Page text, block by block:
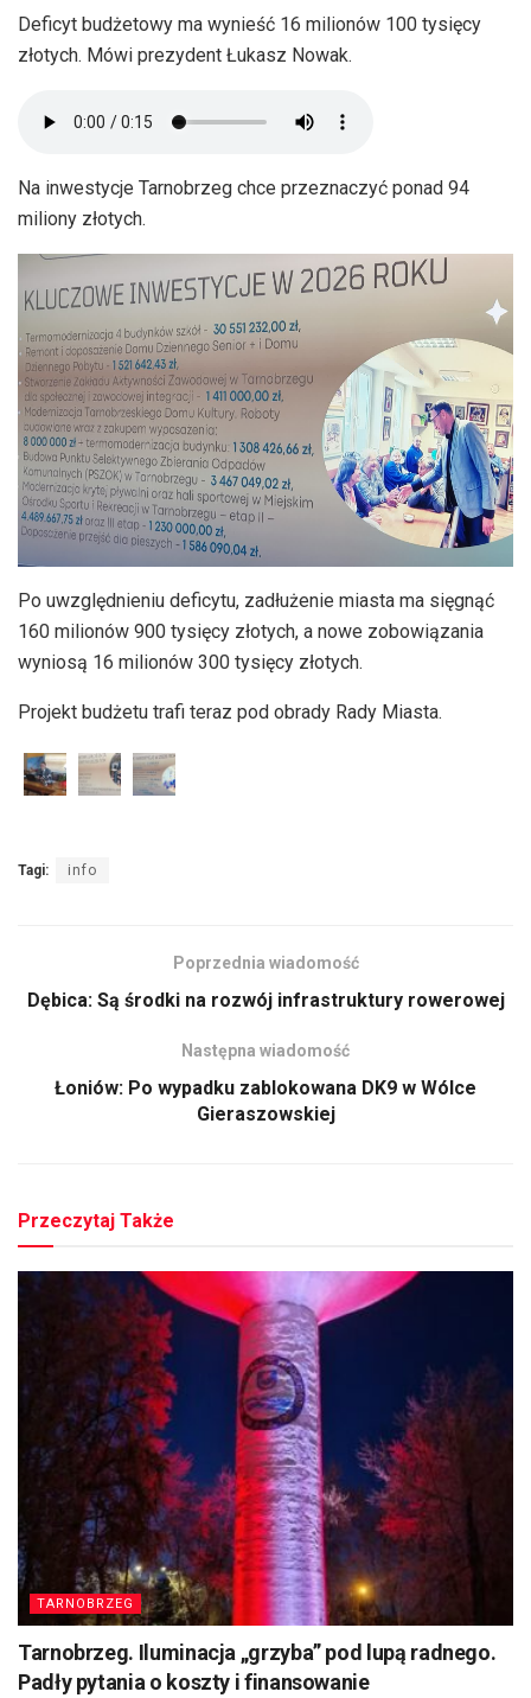
Deficyt budżetowy ma wynieść 16 milionów 100 tysięcy
złotych. Mówi prezydent Łukasz Nowak.
Na inwestycje Tarnobrzeg chce przeznaczyć ponad 94
miliony złotych.
Po uwzględnieniu deficytu, zadłużenie miasta ma sięgnąć
160 milionów 900 tysięcy złotych, a nowe zobowiązania
wyniosą 16 milionów 300 tysięcy złotych.
Projekt budżetu trafi teraz pod obrady Rady Miasta.
Tagi: info
Poprzednia wiadomość
Dębica: Są środki na rozwój infrastruktury rowerowej
Następna wiadomość
Łoniów: Po wypadku zablokowana DK9 w Wólce
Gieraszowskiej
Przeczytaj Także
TARNOBRZEG
Tarnobrzeg. Iluminacja „grzyba” pod lupą radnego.
Padły pytania o koszty i finansowanie